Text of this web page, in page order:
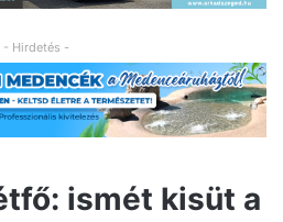
- Hirdetés -
ismét kisüt a